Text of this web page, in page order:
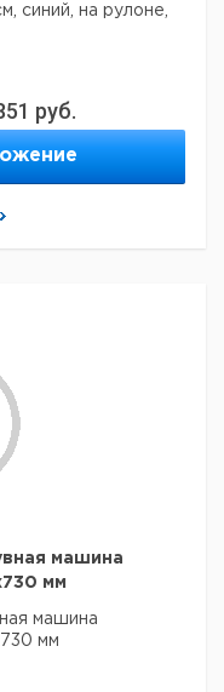
синий, на рулоне,
руб.
машина
мм
машина
мм